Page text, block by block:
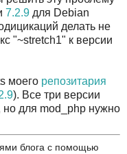
7.2.9 для Debian
делать не
"~stretch1" к версии
моего репозитария
). Все три версии
для mod_php нужно
блога с помощью